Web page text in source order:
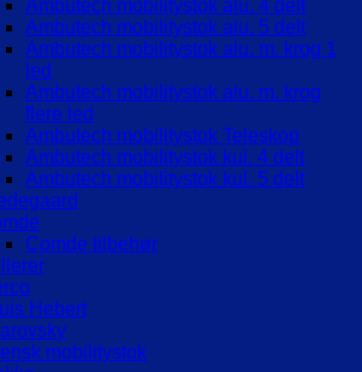
Ambutech mobilitystok alu. 4 delt
Ambutech mobilitystok alu. 5 delt
Ambutech mobilitystok alu. m. krog 1
led
Ambutech mobilitystok alu. m. krog
flere led
Ambutech mobilitystok Teleskop
Ambutech mobilitystok kul. 4 delt
Ambutech mobilitystok kul. 5 delt
Comde tilbehør
Hebert
mobilitystok